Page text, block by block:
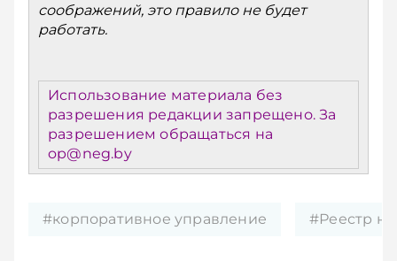
соображений, это правило не будет
работать.
Использование материала без
разрешения редакции запрещено. За
разрешением обращаться на
op@neg.by
#корпоративное управление #Реестр